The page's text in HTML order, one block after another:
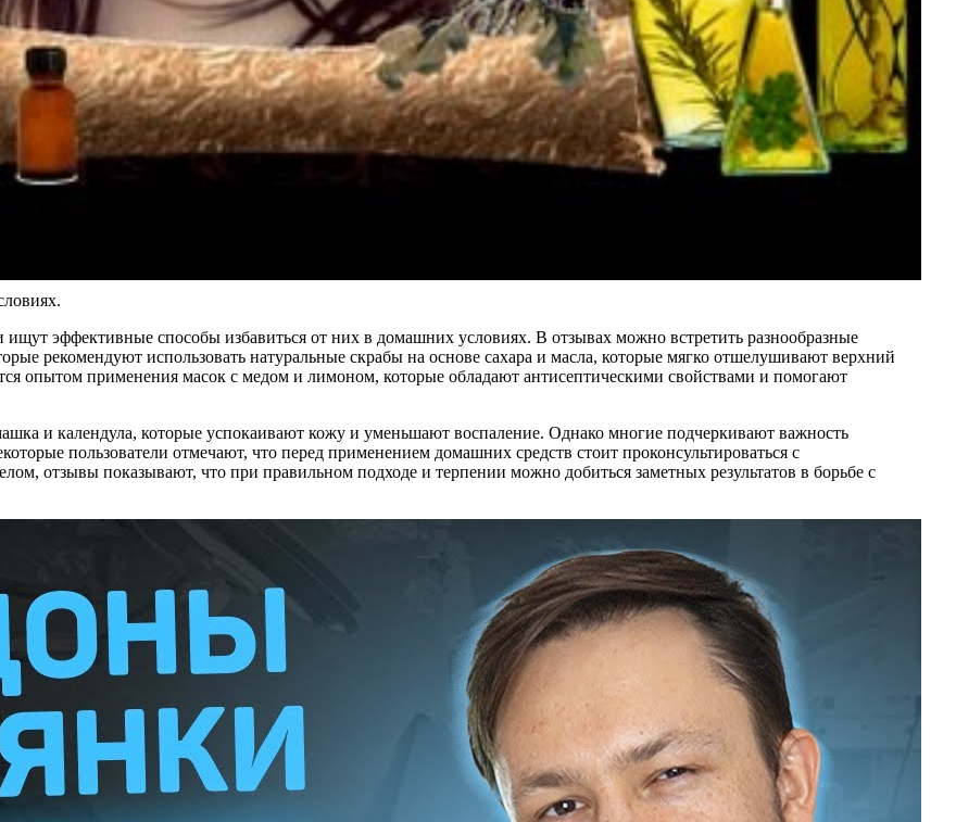
эффективные способы избавиться от них в домашних условиях. В отзывах можно встретить разнообразные
рекомендуют использовать натуральные скрабы на основе сахара и масла, которые мягко отшелушивают верхний
опытом применения масок с медом и лимоном, которые обладают антисептическими свойствами и помогают
и календула, которые успокаивают кожу и уменьшают воспаление. Однако многие подчеркивают важность
пользователи отмечают, что перед применением домашних средств стоит проконсультироваться с
отзывы показывают, что при правильном подходе и терпении можно добиться заметных результатов в борьбе с